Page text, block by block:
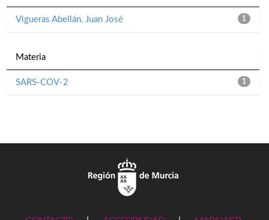
1
Vigueras Abellán, Juan José
Materia
1
SARS-COV-2